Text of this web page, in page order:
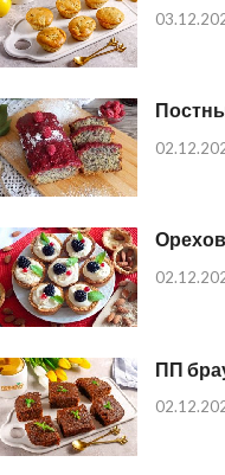
ПП